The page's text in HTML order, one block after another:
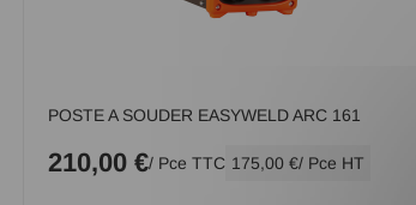
POSTE A SOUDER EASYWELD ARC 161
210,00 €/ Pce TTC 175,00 €/ Pce HT